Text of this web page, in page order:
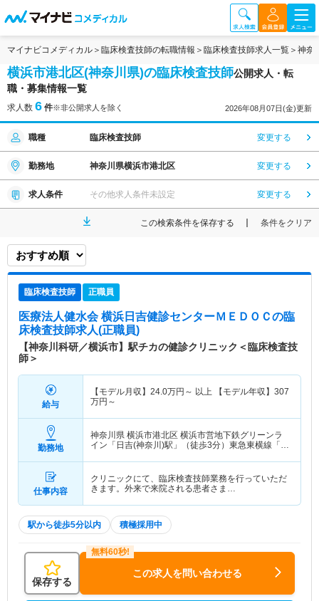
マイナビコメディカル 臨床検査技師の転職情報 臨床検査技師求人一覧 神奈
横浜市港北区(神奈川県)の臨床検査技師公開求人・転
職・募集情報一覧
求人数 6 件※非公開求人を除く 2026年08月07日(金)更新
職種 臨床検査技師 変更する
勤務地 神奈川県横浜市港北区 変更する
求人条件 その他求人条件未設定 変更する
この検索条件を保存する 条件をクリア
臨床検査技師 正職員
医療法人健水会 横浜日吉健診センターＭＥＤＯＣの臨
床検査技師求人(正職員)
【神奈川科研／横浜市】駅チカの健診クリニック＜臨床検査技
師＞
給与
【モデル月収】 24.0万円～ 以上 【モデル年収】 307
万円～
勤務地
神奈川県 横浜市港北区 横浜市営地下鉄グリーンラ
イン「日吉(神奈川)駅」（徒歩3分）東急東横線「日
仕事内容
クリニックにて、臨床検査技師業務を行っていただ
きます。外来で来院される患者さま…
駅から徒歩5分以内 積極採用中
保存する
この求人を問い合わせる